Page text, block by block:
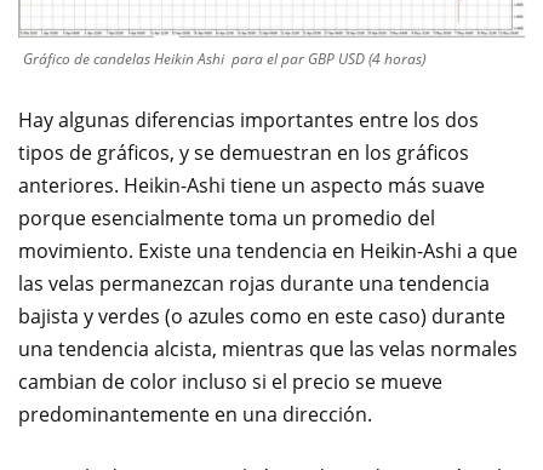
Gráfico de candelas Heikin Ashi para el par GBP USD (4 horas)
Hay algunas diferencias importantes entre los dos
tipos de gráficos, y se demuestran en los gráficos
anteriores. Heikin-Ashi tiene un aspecto más suave
porque esencialmente toma un promedio del
movimiento. Existe una tendencia en Heikin-Ashi a que
las velas permanezcan rojas durante una tendencia
bajista y verdes (o azules como en este caso) durante
una tendencia alcista, mientras que las velas normales
cambian de color incluso si el precio se mueve
predominantemente en una dirección.